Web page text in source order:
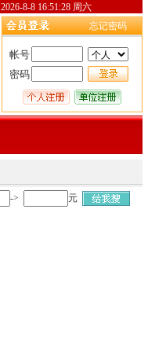
2026-8-8 16:51:28 周六
忘记密码
帐号
密码
->
元